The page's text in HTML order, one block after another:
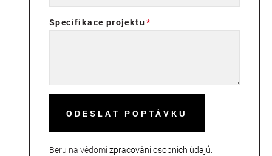
Specifikace projektu
ODESLAT POPTÁVKU
Beru na vědomízpracování osobních údajů.